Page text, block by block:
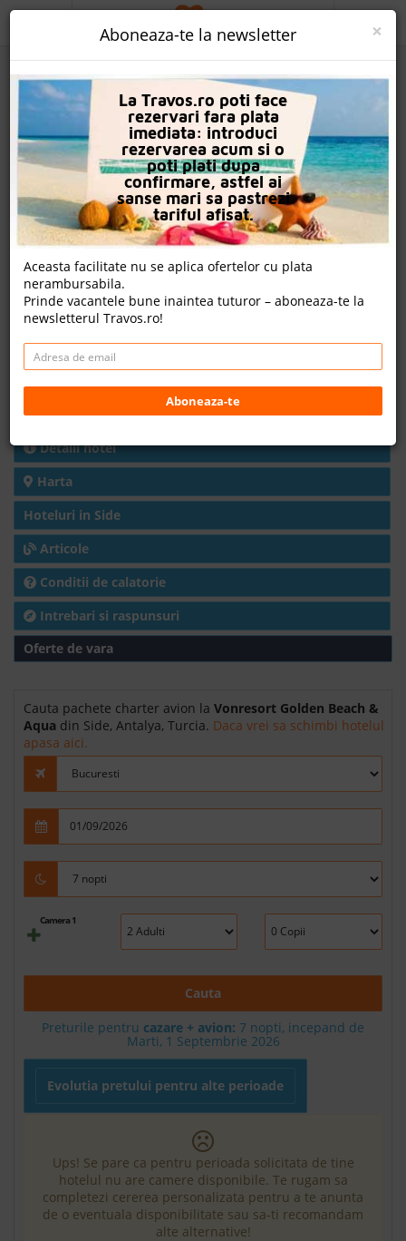
Vonresort Golden Beach & Aqua
8 review-uri , nota Travos: 8.1
Side, Antalya, Turcia
Tilkiler Mevkii Colakli, Antalya, 07600 Side, Turcia
Distanta fata de plaja: 50m
Charter avion
Detalii hotel
Harta
Hoteluri in Side
Articole
Conditii de calatorie
Intrebari si raspunsuri
Oferte de vara
Cauta pachete charter avion la Vonresort Golden Beach &
Aqua din Side, Antalya, Turcia. Daca vrei sa schimbi hotelul
apasa aici.
Camera 1
Cauta
Preturile pentru cazare + avion: 7 nopti, incepand de
Marti, 1 Septembrie 2026
Evolutia pretului pentru alte perioade
Ups! Se pare ca pentru perioada solicitata de tine
hotelul nu are camere disponibile. Te rugam sa
completezi cererea personalizata pentru a te anunta
de o eventuala disponibilitate sau sa-ti recomandam
alte alternative!
PROMO
CAUTA REZERVARE
OFERTA PERSONALIZATA
DESPRE NOI
LOGIN
CAZARE
CHARTER AVION
CAZARE + AUTOCAR
CONTACT
+40 376 444 888
LEI EURO
×
Aboneaza-te la newsletter
La Travos.ro poti face
rezervari fara plata
imediata: introduci
rezervarea acum si o
poti plati dupa
confirmare, astfel ai
sanse mari sa pastrezi
tariful afisat.
Aceasta facilitate nu se aplica ofertelor cu plata
nerambursabila.
Prinde vacantele bune inaintea tuturor – aboneaza-te la
newsletterul Travos.ro!
Aboneaza-te